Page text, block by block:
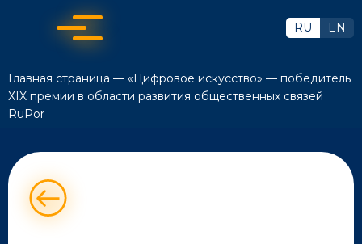
RU EN
Главная страница — «Цифровое искусство» — победитель
ХIX премии в области развития общественных связей
RuPor